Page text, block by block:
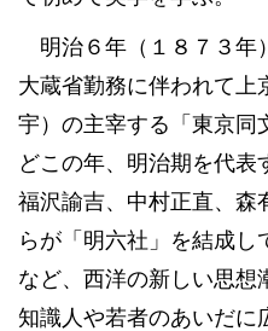
明治６年（１８７３年
大蔵省勤務に伴われて上
宇）の主宰する「東京同
どこの年、明治期を代表
福沢諭吉、中村正直、森
らが「明六社」を結成し
など、西洋の新しい思想
知識人や若者のあいだに